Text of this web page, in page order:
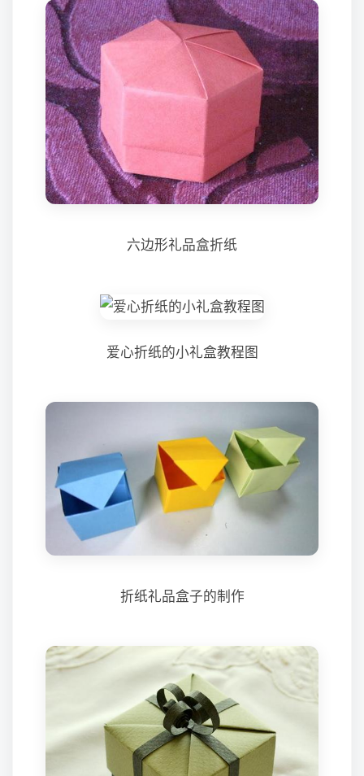
六边形礼品盒折纸
爱心折纸的小礼盒教程图
折纸礼品盒子的制作